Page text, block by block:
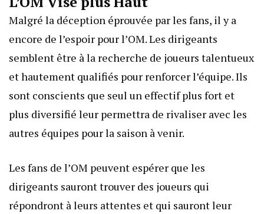
Malgré la déception éprouvée par les fans, il y a
encore de l’espoir pour l’OM. Les dirigeants
semblent être à la recherche de joueurs talentueux
et hautement qualifiés pour renforcer l’équipe. Ils
sont conscients que seul un effectif plus fort et
plus diversifié leur permettra de rivaliser avec les
autres équipes pour la saison à venir.
Les fans de l’OM peuvent espérer que les
dirigeants sauront trouver des joueurs qui
répondront à leurs attentes et qui sauront leur